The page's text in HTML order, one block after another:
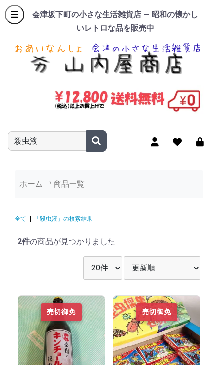
会津坂下町の小さな生活雑貨店 — 昭和の懐かし
いレトロな品を販売中
商品名やキーワードを入力
ホーム 商品一覧
「殺虫液」の検索結果
全て 「殺虫液」の検索結果
2件の商品が見つかりました
並び順を選択
売切御免 売切御免